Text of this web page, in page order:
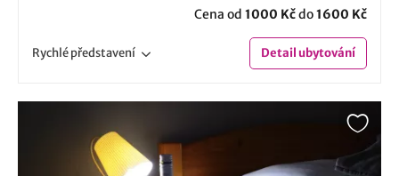
Cena od 1000 Kčdo1600 Kč
Rychlépředstavení Detailubytování